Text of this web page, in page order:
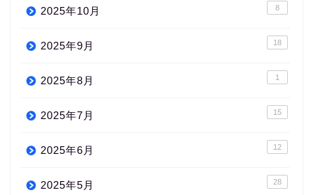
2025年10月 8
2025年9月 18
2025年8月 1
2025年7月 15
2025年6月 12
2025年5月 28